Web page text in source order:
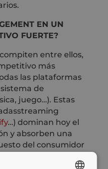
EN UN
FUERTE?
entre ellos,
más
las plataformas
de
juego…). Estas
…) dominan hoy el
y absorben una
del consumidor